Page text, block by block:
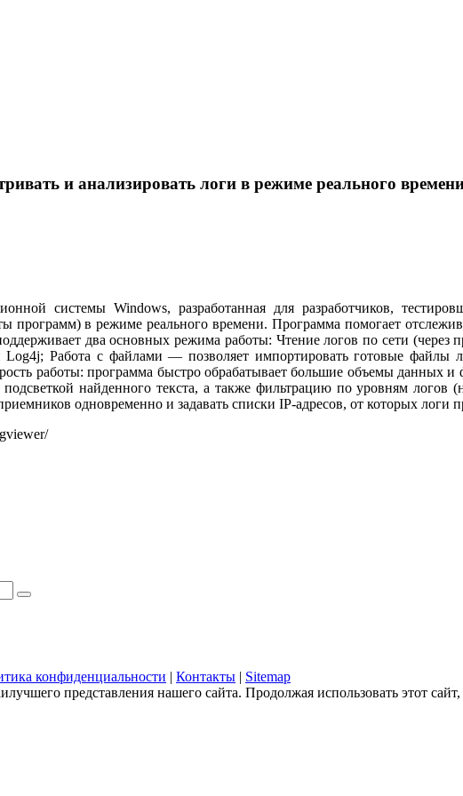
и анализировать логи в режиме реального
системы Windows, разработанная для разработчиков,
программ) в режиме реального времени. Программа помогает
два основных режима работы: Чтение логов по сети
Работа с файлами — позволяет импортировать готовые файлы
работы: программа быстро обрабатывает большие объемы
найденного текста, а также фильтрацию по уровням логов
одновременно и задавать списки IP-адресов, от которых логи
конфиденциальности | Контакты | Sitemap
представления нашего сайта. Продолжая использовать этот